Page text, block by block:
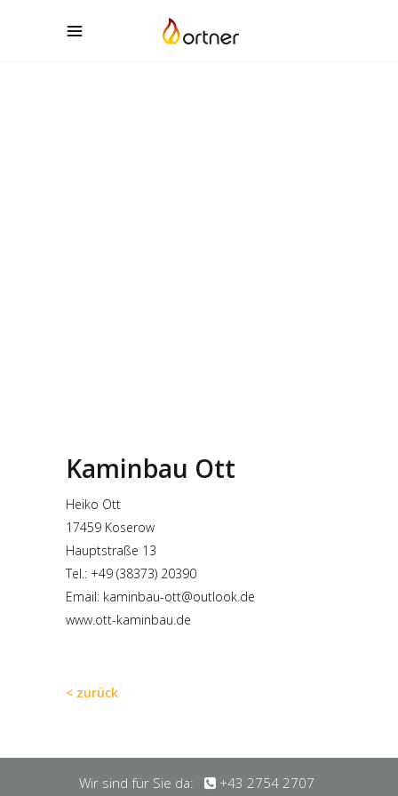
Kaminbau Ott
Heiko Ott
17459 Koserow
Hauptstraße 13
Tel.: +49 (38373) 20390
Email: kaminbau-ott@outlook.de
www.ott-kaminbau.de
< zurück
Wir sind für Sie da: +43 2754 2707